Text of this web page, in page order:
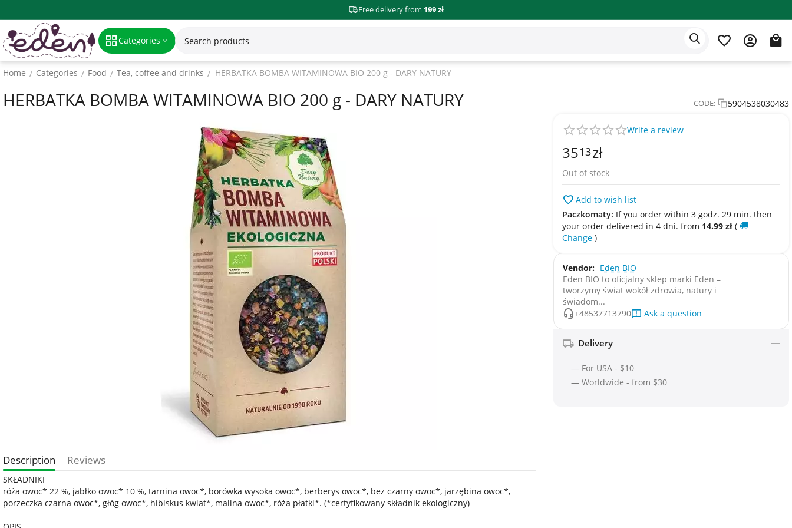
Free delivery from 199 zł
Categories
Home / Categories / Food / Tea, coffee and drinks / HERBATKA BOMBA WITAMINOWA BIO 200 g - DARY NATURY
HERBATKA BOMBA WITAMINOWA BIO 200 g - DARY NATURY CODE: 5904538030483
Write a review
3513zł
Out of stock
Add to wish list
Paczkomaty: If you order within 3 godz. 29 min. then
your order delivered in 4 dni. from 14.99 zł (
Change )
Vendor: Eden BIO
Eden BIO to oficjalny sklep marki Eden –
tworzymy świat wokół zdrowia, natury i
świadom...
+48537713790
Ask a question
Delivery
— For USA - $10
— Worldwide - from $30
Description Reviews
SKŁADNIKI
róża owoc* 22 %, jabłko owoc* 10 %, tarnina owoc*, borówka wysoka owoc*, berberys owoc*, bez czarny owoc*, jarzębina owoc*,
porzeczka czarna owoc*, głóg owoc*, hibiskus kwiat*, malina owoc*, róża płatki*. (*certyfikowany składnik ekologiczny)